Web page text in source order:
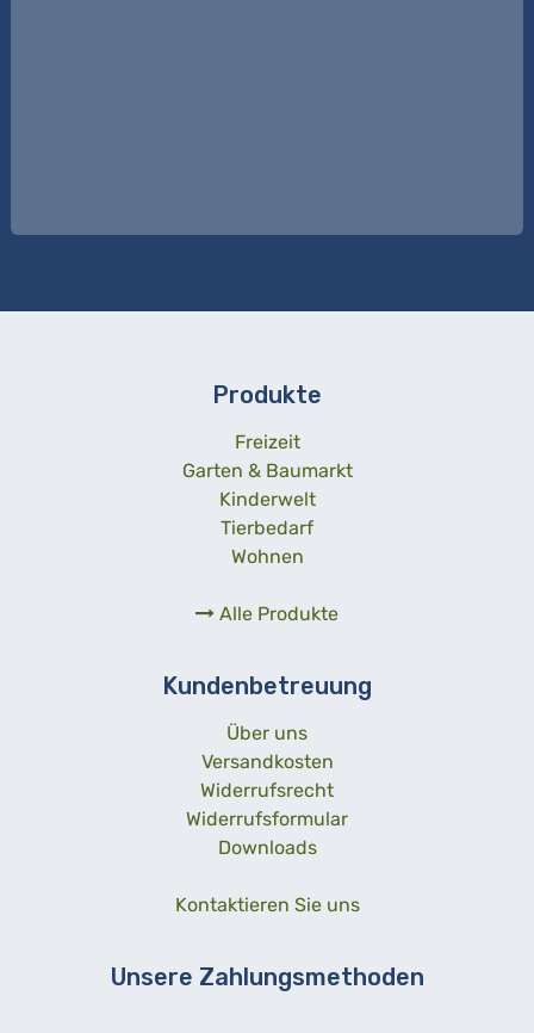
Produkte
Freizeit
Garten & Baumarkt
Kinderwelt
Tierbedarf
Wohnen
Alle Produkte
Kundenbetreuung
Über uns
Versandkosten
Widerrufsrecht
Widerrufsformular
Downloads
Kontaktieren Sie uns
Unsere Zahlungsmethoden